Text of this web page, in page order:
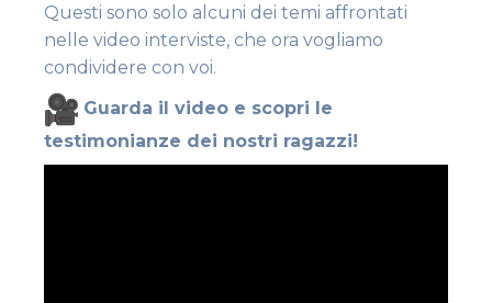
Questi sono solo alcuni dei temi affrontati
nelle video interviste, che ora vogliamo
condividere con voi.
Guarda il video e scopri le
testimonianze dei nostri ragazzi!